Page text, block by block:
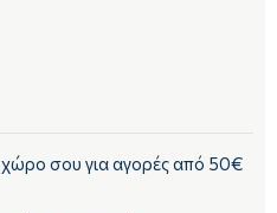
σου για αγορές από 50€